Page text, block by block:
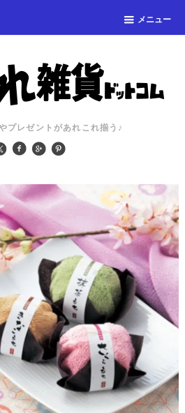
メニュー
プレゼントがあれこれ揃う♪